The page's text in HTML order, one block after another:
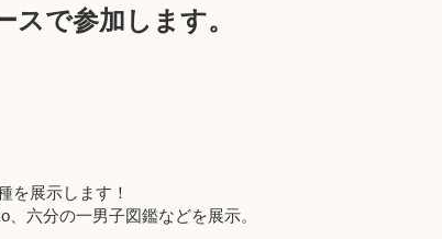
で参加します。
を展示します！
六分の一男子図鑑などを展示。